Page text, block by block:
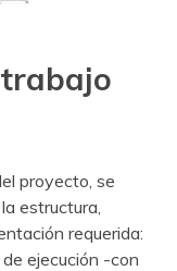
proyecto, se
estructura,
requerida:
ejecución -con